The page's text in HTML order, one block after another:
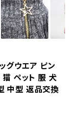
グウエア ピン
猫 ペット 服 犬
中型 返品交換